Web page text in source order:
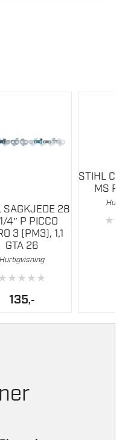
SAGKJEDE 28
4″ P PICCO
3 (PM3), 1,1
GTA 26
Hurtigvisning
★★★★
135,-
STIHL
MS
★